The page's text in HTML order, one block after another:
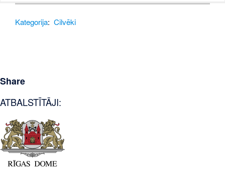
Kategorija: Cilvēki
Share
ATBALSTĪTĀJI: